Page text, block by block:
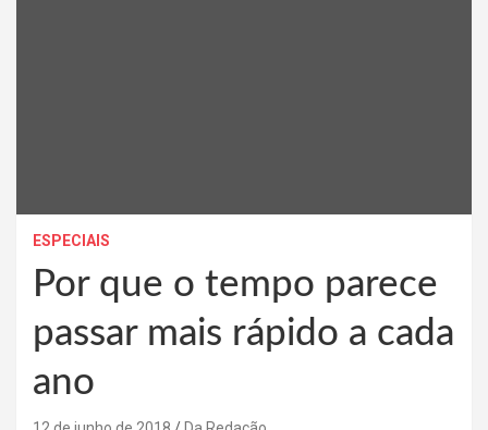
ESPECIAIS
Por que o tempo parece
passar mais rápido a cada
ano